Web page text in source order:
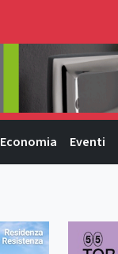
Economia Eventi